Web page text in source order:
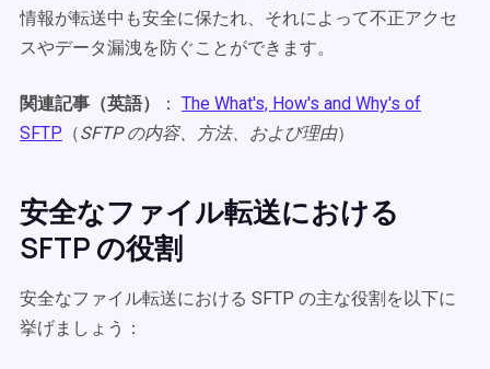
情報が転送中も安全に保たれ、それによって不正アクセ
スやデータ漏洩を防ぐことができます。
関連記事（英語） ： The What's, How's and Why's of
SFTP （SFTP の内容、方法、および理由）
安全なファイル転送における
SFTP の役割
安全なファイル転送における SFTP の主な役割を以下に
挙げましょう：